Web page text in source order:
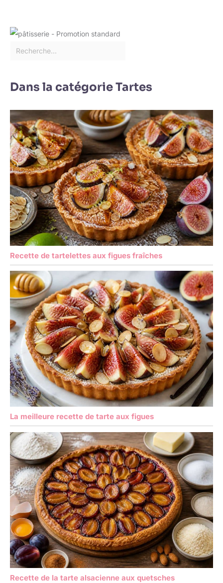
rencontrez des
Dans la catégorie Tartes
Recette de tartelettes aux figues fraîches
La meilleure recette de tarte aux figues
Recette de la tarte alsacienne aux quetsches